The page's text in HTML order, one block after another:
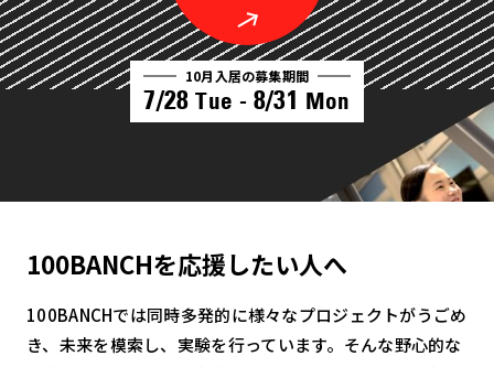
10月入居の募集期間
7/28 Tue - 8/31 Mon
100BANCHを応援したい人へ
100BANCHでは同時多発的に様々なプロジェクトがうごめ
き、未来を模索し、実験を行っています。そんな野心的な